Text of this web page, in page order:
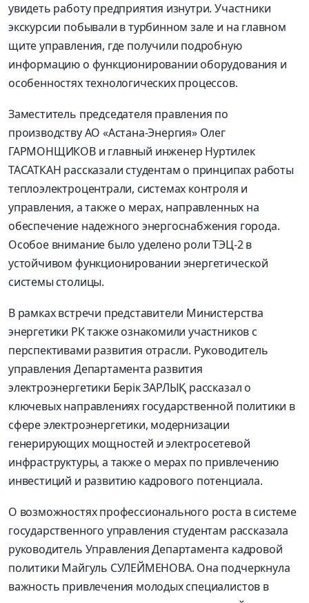
увидеть работу предприятия изнутри. Участники
экскурсии побывали в турбинном зале и на главном
щите управления, где получили подробную
информацию о функционировании оборудования и
особенностях технологических процессов.
Заместитель председателя правления по
производству АО «Астана-Энергия» Олег
ГАРМОНЩИКОВ и главный инженер Нуртилек
ТАСАТКАН рассказали студентам о принципах работы
теплоэлектроцентрали, системах контроля и
управления, а также о мерах, направленных на
обеспечение надежного энергоснабжения города.
Особое внимание было уделено роли ТЭЦ-2 в
устойчивом функционировании энергетической
системы столицы.
В рамках встречи представители Министерства
энергетики РК также ознакомили участников с
перспективами развития отрасли. Руководитель
управления Департамента развития
электроэнергетики Берік ЗАРЛЫҚ рассказал о
ключевых направлениях государственной политики в
сфере электроэнергетики, модернизации
генерирующих мощностей и электросетевой
инфраструктуры, а также о мерах по привлечению
инвестиций и развитию кадрового потенциала.
О возможностях профессионального роста в системе
государственного управления студентам рассказала
руководитель Управления Департамента кадровой
политики Майгуль СУЛЕЙМЕНОВА. Она подчеркнула
важность привлечения молодых специалистов в